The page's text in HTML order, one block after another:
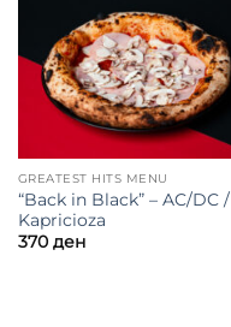
GREATEST HITS MENU
“Back in Black” – AC/DC /
Kapricioza
370 ден